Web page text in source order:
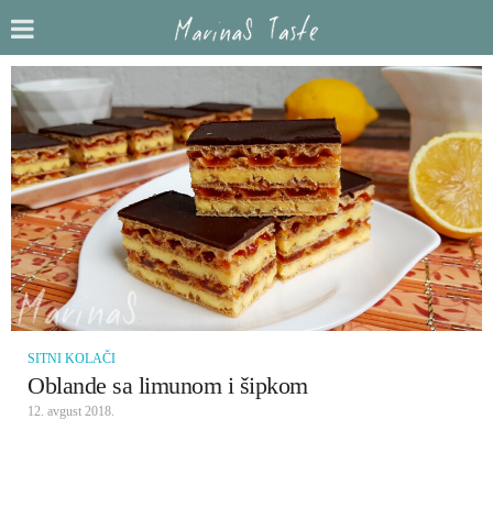
SITNI KOLAČI
Oblande sa limunom i šipkom
12. avgust 2018.